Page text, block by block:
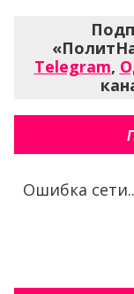
Telegram,
Ошибка